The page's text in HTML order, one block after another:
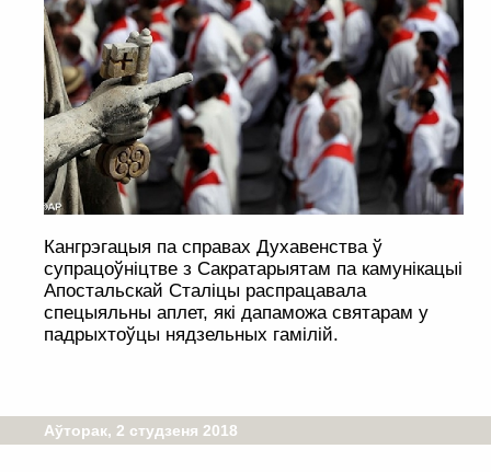
Кангрэгацыя па справах Духавенства ў
супрацоўніцтве з Сакратарыятам па камунікацыі
Апостальскай Сталіцы распрацавала
спецыяльны аплет, які дапаможа святарам у
падрыхтоўцы нядзельных гамілій.
Аўторак, 2 студзеня 2018